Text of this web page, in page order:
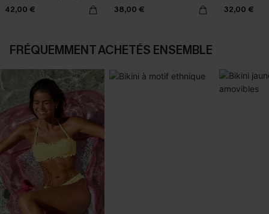
tour de cou
42,00 € 38,00 € 32,00 €
FRÉQUEMMENT ACHETÉS ENSEMBLE